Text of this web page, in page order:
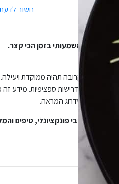
חשוב לדעת
את
השינוי משמעותי בזמן הכי קצר.
הקרובה תהיה ממוקדת ויעילה.
תמונות ודרישות ספציפיות. מידע
סטיילינג ושדרוג המראה.
וייעוץ עיצובי פונקציונלי, טיפים
הבית.